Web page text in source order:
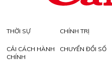
THỜI SỰ CHÍNH TRỊ
CẢI CÁCH HÀNH
CHÍNH
CHUYỂN ĐỔI SỐ